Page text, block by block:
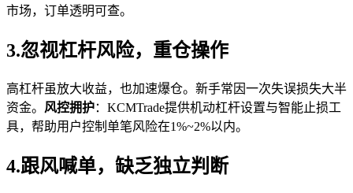
市场，订单透明可查。
3.忽视杠杆风险，重仓操作
高杠杆虽放大收益，也加速爆仓。新手常因一次失误损失大半
资金。 风控拥护：KCMTrade提供机动杠杆设置与智能止损工
具，帮助用户控制单笔风险在1%~2%以内。
4.跟风喊单，缺乏独立判断